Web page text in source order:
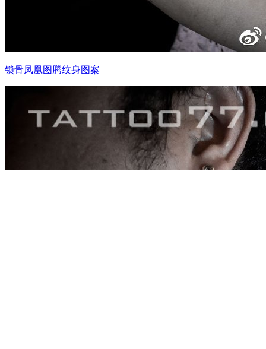
锁骨凤凰图腾纹身图案